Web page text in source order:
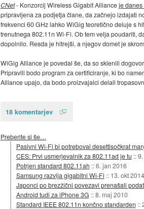
CNet- Konzorcij Wireless Gigabit Allianceje danes
pripravljena za podjetja člane, da začnejo izdajati
frekvenci 60 GHz lahko WiGig teoretično deluje s
trenutnega 802.11n Wi-Fi. Ob tem velja poudariti,
dopolnilo. Resda je hitrejši, a njegov domet je
WiGig Alliance je povedal še, da so sklenili
Pripravili bodo program za certificiranje, ki bo
Alliance upajo, da bodo proizvajalci delali
18 komentarjev
Preberite si še…
Pasivni Wi-Fi bi potreboval desettisočkrat
CES: Prvi usmerjevalnik za 802.11ad je tu ::
Potrjen standard 802.11ah ::6. jan 2016
Samsung razvija gigabitni Wi-Fi :: 13. okt 2014
Japonci po brezžični povezavi prenašali
Android tudi za iPhone 3G ::8. maj 2010
Standard IEEE 802.11n končno standarden ::